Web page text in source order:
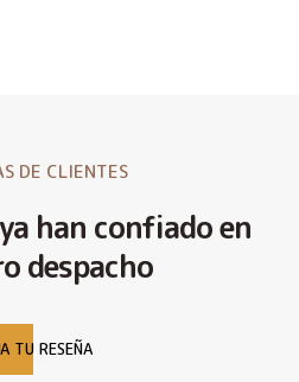
DE CLIENTES
han confiado en
despacho
TU RESEÑA